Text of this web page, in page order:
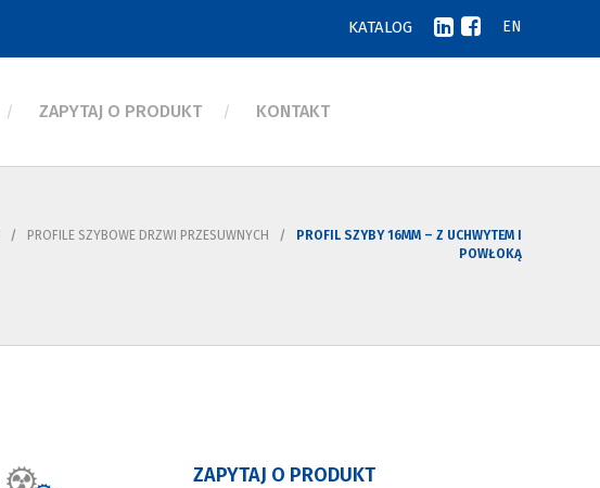
EN
KATALOG
ZAPYTAJ O PRODUKT KONTAKT
PROFILE SZYBOWE DRZWI PRZESUWNYCH
PROFIL SZYBY 16MM – Z UCHWYTEM I
POWŁOKĄ
ZAPYTAJ O PRODUKT